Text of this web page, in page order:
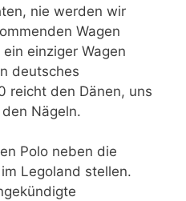
nie werden wir
Wagen
einziger Wagen
deutsches
reicht den Dänen, uns
Nägeln.
Polo neben die
Legoland stellen.